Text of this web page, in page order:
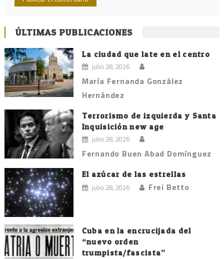
ÚLTIMAS PUBLICACIONES
La ciudad que late en el centro
julio 28, 2026
María Fernanda González
Hernández
Terrorismo de izquierda y Santa
Inquisición new age
julio 28, 2026
Fernando Buen Abad Domínguez
El azúcar de las estrellas
julio 28, 2026 Frei Betto
Cuba en la encrucijada del
“nuevo orden
trumpista/fascista”